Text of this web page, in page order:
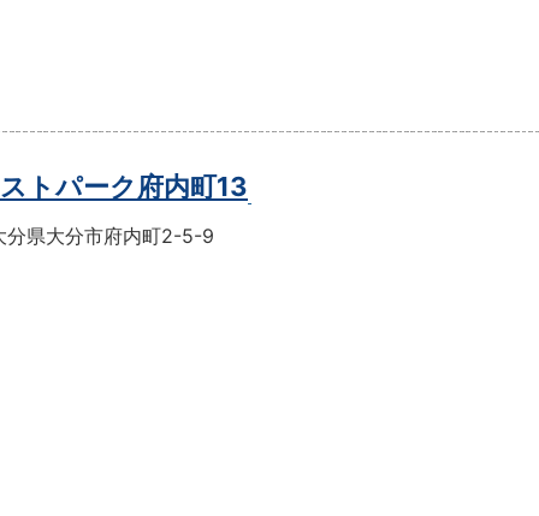
ストパーク府内町13
分県大分市府内町2-5-9